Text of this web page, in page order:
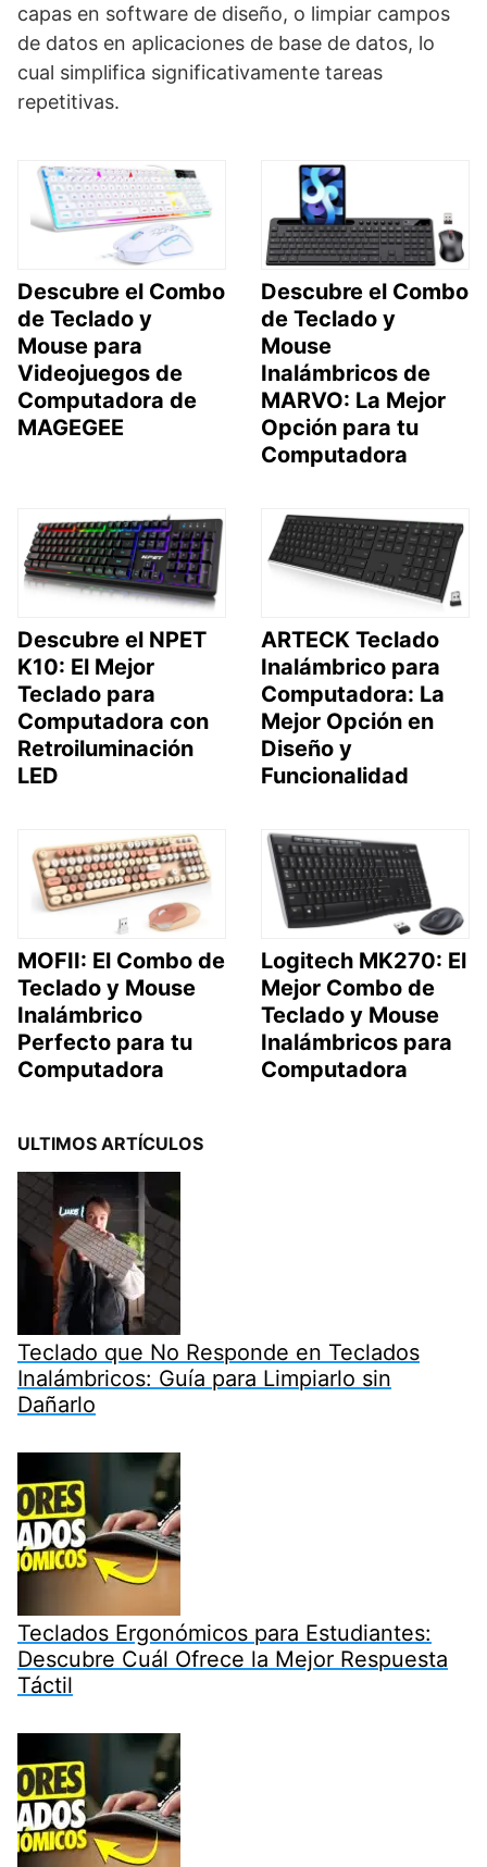
capas en software de diseño, o limpiar campos
de datos en aplicaciones de base de datos, lo
cual simplifica significativamente tareas
repetitivas.
Descubre el Combo
de Teclado y
Mouse para
Videojuegos de
Computadora de
MAGEGEE
Descubre el Combo
de Teclado y
Mouse
Inalámbricos de
MARVO: La Mejor
Opción para tu
Computadora
Descubre el NPET
K10: El Mejor
Teclado para
Computadora con
Retroiluminación
LED
ARTECK Teclado
Inalámbrico para
Computadora: La
Mejor Opción en
Diseño y
Funcionalidad
MOFII: El Combo de
Teclado y Mouse
Inalámbrico
Perfecto para tu
Computadora
Logitech MK270: El
Mejor Combo de
Teclado y Mouse
Inalámbricos para
Computadora
ULTIMOS ARTÍCULOS
Teclado que No Responde en Teclados
Inalámbricos: Guía para Limpiarlo sin
Dañarlo
Teclados Ergonómicos para Estudiantes:
Descubre Cuál Ofrece la Mejor Respuesta
Táctil